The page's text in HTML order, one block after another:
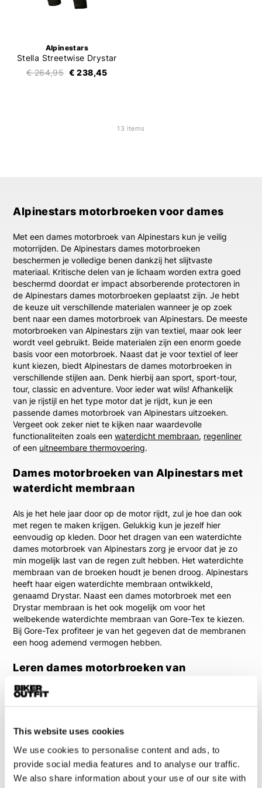
This website uses cookies
We use cookies to personalise content and ads, to
provide social media features and to analyse our traffic.
We also share information about your use of our site with
Alpinestars
Stella Streetwise Drystar
€ 264,95 € 238,45
13 items
Alpinestars motorbroeken voor dames
Met een dames motorbroek van Alpinestars kun je veilig
motorrijden. De Alpinestars dames motorbroeken
beschermen je volledige benen dankzij het slijtvaste
materiaal. Kritische delen van je lichaam worden extra goed
beschermd doordat er impact absorberende protectoren in
de Alpinestars dames motorbroeken geplaatst zijn. Je hebt
de keuze uit verschillende materialen wanneer je op zoek
bent naar een dames motorbroek van Alpinestars. De meeste
motorbroeken van Alpinestars zijn van textiel, maar ook leer
wordt veel gebruikt. Beide materialen zijn een enorm goede
basis voor een motorbroek. Naast dat je voor textiel of leer
kunt kiezen, biedt Alpinestars de dames motorbroeken in
verschillende stijlen aan. Denk hierbij aan sport, sport-tour,
tour, classic en adventure. Voor ieder wat wils! Afhankelijk
van je rijstijl en het type motor dat je rijdt, kun je een
passende dames motorbroek van Alpinestars uitzoeken.
Vergeet ook zeker niet te kijken naar waardevolle
functionaliteiten zoals eenwaterdicht membraan, regenliner
of een uitneembare thermovoering.
Dames motorbroeken van Alpinestars met
waterdicht membraan
Als je het hele jaar door op de motor rijdt, zul je hoe dan ook
met regen te maken krijgen. Gelukkig kun je jezelf hier
eenvoudig op kleden. Door het dragen van een waterdichte
dames motorbroek van Alpinestars zorg je ervoor dat je zo
min mogelijk last van de regen zult hebben. Het waterdichte
membraan van de broeken houdt je benen droog. Alpinestars
heeft haar eigen waterdichte membraan ontwikkeld,
genaamd Drystar. Naast een dames motorbroek met een
Drystar membraan is het ook mogelijk om voor het
welbekende waterdichte membraan van Gore-Tex te kiezen.
Bij Gore-Tex profiteer je van het gegeven dat de membranen
een hoog ademend vermogen hebben.
Leren dames motorbroeken van
Alpinestars
Veel sportieve rijders kiezen dan ook voor een leren
anders. Sportieve leren motorbroeken van Alpinestars
hebben een strakke pasvorm en sluiten goed aan op het
vrouwenlichaam. Naast sportieve modellen heb je ook leren